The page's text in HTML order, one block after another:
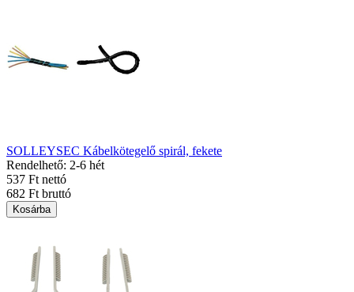
SOLLEYSEC Kábelkötegelő spirál, fekete
Rendelhető: 2-6 hét
537 Ft nettó
682 Ft bruttó
Kosárba